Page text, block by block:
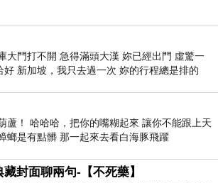
氣現在開幾度呢？
題
冷而被罰過嗎？有的話請在下面留言。
在裡面會舒服嗎？
在26度的環境下，空氣會很悶很臭。
報道：有乘客坐台北捷運坐到快昏倒
大門打不開 急得滿頭大漢 妳已經出門 虛驚一
好 新加坡，我只去過一次 妳的行程總是排的
蘆！ 哈哈哈，把你的嘴糊起來 讓你不能跟上天
螂是有點髒 那一起來去看白海豚飛躍
藏封面聊兩句-【不死藥】